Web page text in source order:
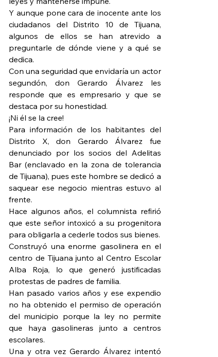
Y aunque pone cara de inocente ante los
ciudadanos del Distrito 10 de Tijuana,
algunos de ellos se han atrevido a
preguntarle de dónde viene y a qué se
dedica.
Con una seguridad que envidaría un actor
segundón, don Gerardo Álvarez les
responde que es empresario y que se
destaca por su honestidad.
¡Ni él se la cree!
Para información de los habitantes del
Distrito X, don Gerardo Álvarez fue
denunciado por los socios del Adelitas
Bar (enclavado en la zona de tolerancia
de Tijuana), pues este hombre se dedicó a
saquear ese negocio mientras estuvo al
frente.
Hace algunos años, el columnista refirió
que este señor intoxicó a su progenitora
para obligarla a cederle todos sus bienes.
Construyó una enorme gasolinera en el
centro de Tijuana junto al Centro Escolar
Alba Roja, lo que generó justificadas
protestas de padres de familia.
Han pasado varios años y ese expendio
no ha obtenido el permiso de operación
del municipio porque la ley no permite
que haya gasolineras junto a centros
escolares.
Una y otra vez Gerardo Álvarez intentó